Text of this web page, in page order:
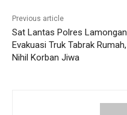
Previous article
Sat Lantas Polres Lamongan
Evakuasi Truk Tabrak Rumah,
Nihil Korban Jiwa